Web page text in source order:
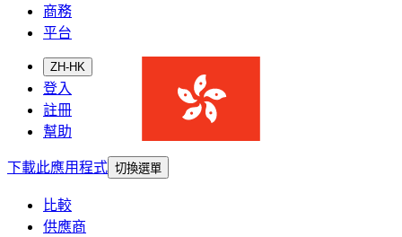
商務
平台
ZH-HK
登入
註冊
幫助
下載此應用程式 切換選單
比較
供應商